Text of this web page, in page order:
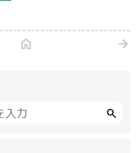
home arrow_forward
search